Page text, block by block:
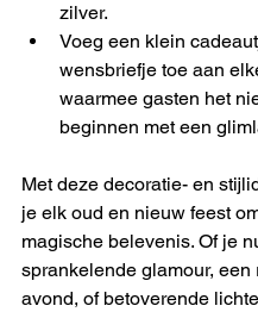
zilver.
Voeg een klein
wensbriefje toe aan
waarmee gasten het
beginnen met een
Met deze decoratie- en
je elk oud en nieuw feest
magische belevenis. Of je
sprankelende glamour, een
avond, of betoverende